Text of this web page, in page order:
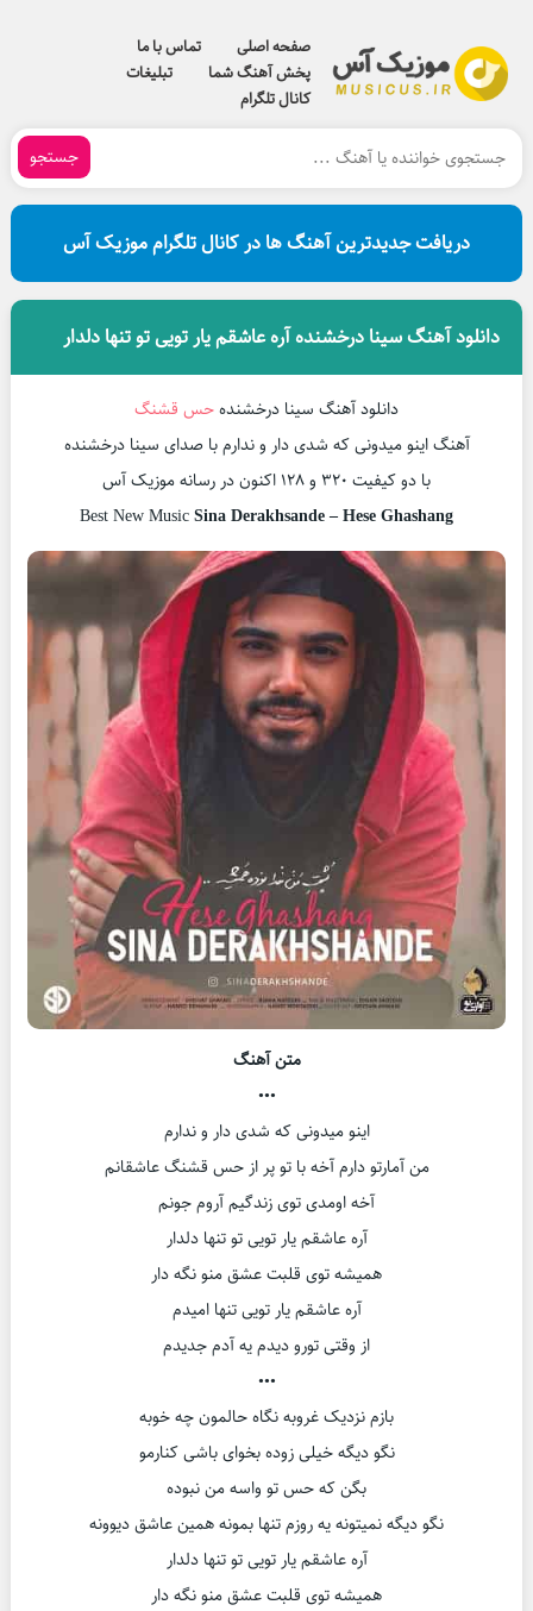
صفحه اصلی
تماس با ما
پخش آهنگ شما
تبلیغات
کانال تلگرام
جستجو
دریافت جدیدترین آهنگ ها در کانال تلگرام موزیک آس
دانلود آهنگ سینا درخشنده آره عاشقم یار تویی تو تنها دلدار
دانلود آهنگ سینا درخشندهحس قشنگ
آهنگ اینو میدونی که شدی دار و ندارم با صدای سینا درخشنده
با دو کیفیت ۳۲۰ و ۱۲۸ اکنون در رسانه موزیک آس
Best New MusicSina Derakhsande – Hese Ghashang
متن آهنگ
•••
اینو میدونی که شدی دار و ندارم
من آمارتو دارم آخه با تو پر از حس قشنگ عاشقانم
آخه اومدی توی زندگیم آروم جونم
آره عاشقم یار تویی تو تنها دلدار
همیشه توی قلبت عشق منو نگه دار
آره عاشقم یار تویی تنها امیدم
از وقتی تورو دیدم یه آدم جدیدم
•••
بازم نزدیک غروبه نگاه حالمون چه خوبه
نگو دیگه خیلی زوده بخوای باشی کنارمو
بگن که حس تو واسه من نبوده
نگو دیگه نمیتونه یه روزم تنها بمونه همین عاشق دیوونه
آره عاشقم یار تویی تو تنها دلدار
همیشه توی قلبت عشق منو نگه دار